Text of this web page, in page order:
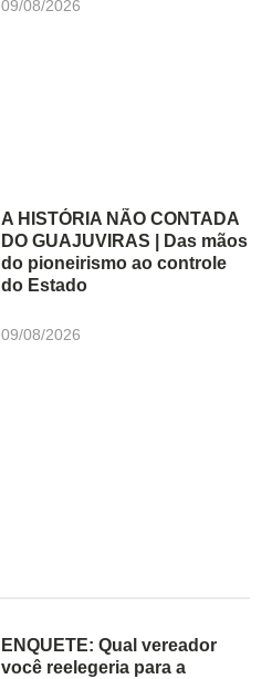
09/08/2026
A HISTÓRIA NÃO CONTADA
DO GUAJUVIRAS | Das mãos
do pioneirismo ao controle
do Estado
09/08/2026
ENQUETE: Qual vereador
você reelegeria para a